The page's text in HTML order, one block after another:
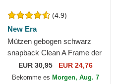
(4.9)
New Era
Mützen gebogen schwarz
snapback Clean A Frame der
New York Yankees MLB von
New Era
EUR30,95 EUR 24,76
Bekomme es Morgen, Aug. 7